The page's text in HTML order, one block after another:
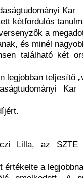
Kar
kétfordulós
a
és minél
található két
legjobban teljesítő
Lilla, az SZTE
értékelte a